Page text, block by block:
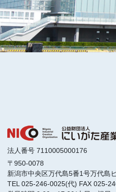
法人番号 7110005000176
〒950-0078
新潟市中央区万代島5番1号万代島
TEL 025-246-0025(代) FAX 025-